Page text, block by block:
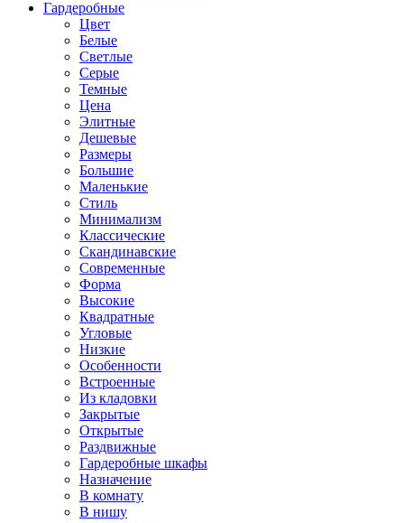
Гардеробные
Цвет
Белые
Светлые
Серые
Темные
Цена
Элитные
Дешевые
Размеры
Большие
Маленькие
Стиль
Минимализм
Классические
Скандинавские
Современные
Форма
Высокие
Квадратные
Угловые
Низкие
Особенности
Встроенные
Из кладовки
Закрытые
Открытые
Раздвижные
Гардеробные шкафы
Назначение
В комнату
В нишу